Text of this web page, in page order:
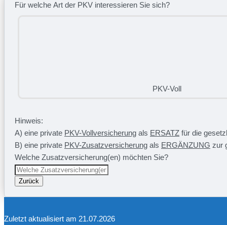
Für welche Art der PKV interessieren Sie sich?
PKV-Voll
Hinweis:
A) eine private PKV-Vollversicherung als ERSATZ für die
B) eine private PKV-Zusatzversicherung als ERGÄNZUNG zur
Welche Zusatzversicherung(en) möchten Sie?
Zurück
Zuletzt aktualisiert am 21.07.2026